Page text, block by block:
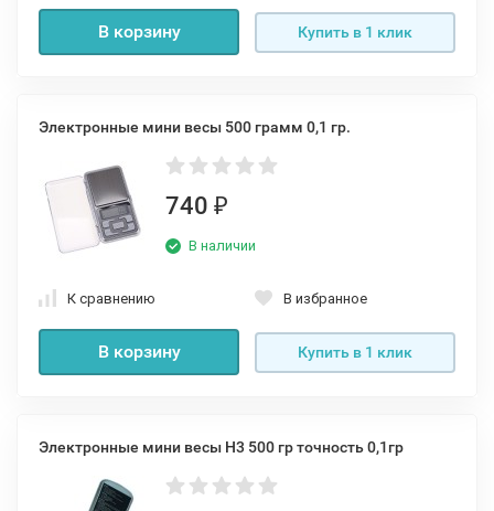
В корзину Купить в 1 клик
Электронные мини весы 500 грамм 0,1 гр.
740 ₽
В наличии
К сравнению В избранное
В корзину Купить в 1 клик
Электронные мини весы H3 500 гр точность 0,1гр